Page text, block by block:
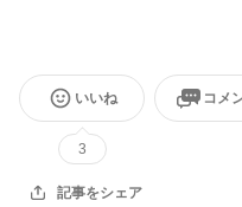
いいね
3
コメ
記事をシェア